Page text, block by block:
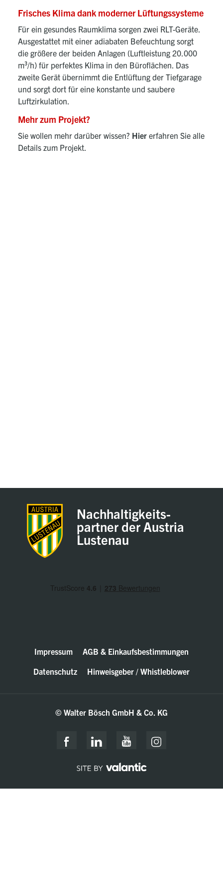
Frisches Klima dank moderner Lüftungssysteme
Für ein gesundes Raumklima sorgen zwei RLT-Geräte.
Ausgestattet mit einer adiabaten Befeuchtung sorgt
die größere der beiden Anlagen (Luftleistung 20.000
m³/h) für perfektes Klima in den Büroflächen. Das
zweite Gerät übernimmt die Entlüftung der Tiefgarage
und sorgt dort für eine konstante und saubere
Luftzirkulation.
Mehr zum Projekt?
Sie wollen mehr darüber wissen? Hier erfahren Sie alle
Details zum Projekt.
Nachhaltigkeits-
partner der Austria
Lustenau
Impressum
AGB & Einkaufsbestimmungen
Datenschutz
Hinweisgeber / Whistleblower
© Walter Bösch GmbH & Co. KG